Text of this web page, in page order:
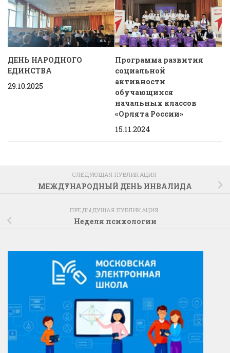
ДЕНЬ НАРОДНОГО
ЕДИНСТВА
29.10.2025
Программа развития
социальной
активности
обучающихся
начальных классов
«Орлята России»
15.11.2024
СЛЕДУЮЩАЯ ПУБЛИКАЦИЯ
МЕЖДУНАРОДНЫЙ ДЕНЬ ИНВАЛИДА
ПРЕДЫДУЩАЯ ПУБЛИКАЦИЯ
Неделя психологии